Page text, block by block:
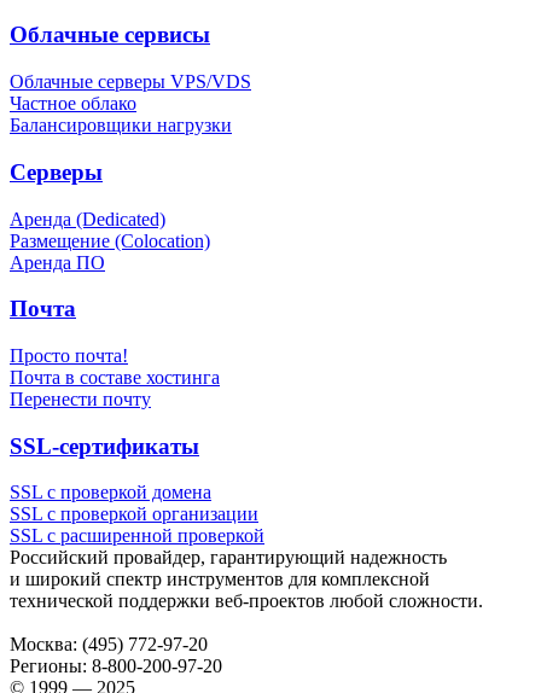
Облачные сервисы
Облачные серверы VPS/VDS
Частное облако
Балансировщики нагрузки
Серверы
Аренда (Dedicated)
Размещение (Colocation)
Аренда ПО
Почта
Просто почта!
Почта в составе хостинга
Перенести почту
SSL-сертификаты
SSL с проверкой домена
SSL с проверкой организации
SSL с расширенной проверкой
Российский провайдер, гарантирующий надежность
и широкий спектр инструментов для комплексной
технической поддержки веб-проектов любой сложности.
Москва: (495) 772-97-20
Регионы: 8-800-200-97-20
© 1999 — 2025